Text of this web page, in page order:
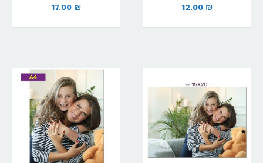
12.00 ₪
17.00 ₪